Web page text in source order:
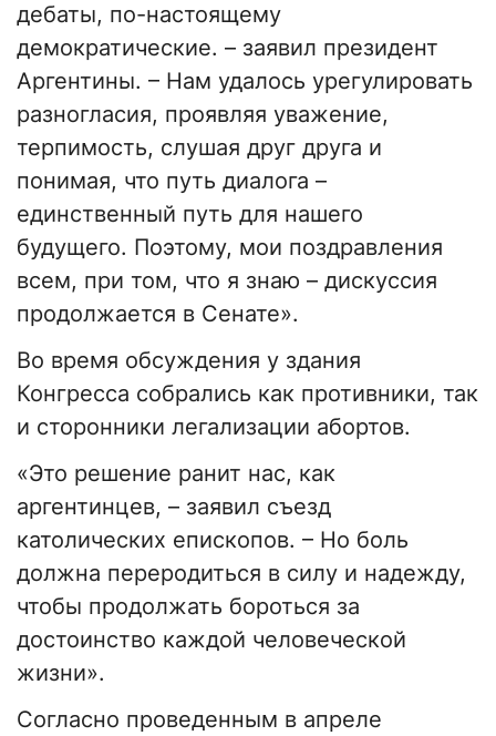
дебаты, по-настоящему
демократические. – заявил президент
Аргентины. – Нам удалось урегулировать
разногласия, проявляя уважение,
терпимость, слушая друг друга и
понимая, что путь диалога –
единственный путь для нашего
будущего. Поэтому, мои поздравления
всем, при том, что я знаю – дискуссия
продолжается в Сенате».
Во время обсуждения у здания
Конгресса собрались как противники, так
и сторонники легализации абортов.
«Это решение ранит нас, как
аргентинцев, – заявил съезд
католических епископов. – Но боль
должна переродиться в силу и надежду,
чтобы продолжать бороться за
достоинство каждой человеческой
жизни».
Согласно проведенным в апреле